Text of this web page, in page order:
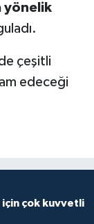
yönelik
çeşitli
edeceği
için çok kuvvetli